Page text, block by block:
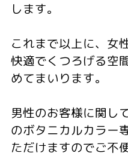
します。
これまで以上に、女
快適でくつろげる空
めてまいります。
男性のお客様に関し
のボタニカルカラー
ただけますのでご不